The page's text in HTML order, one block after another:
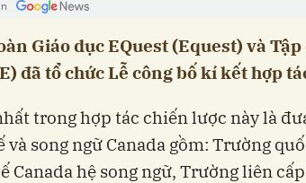
Giáo dục EQuest (Equest) và
đã tổ chức Lễ công bố kí kết hợp
trong hợp tác chiến lược này là
song ngữ Canada gồm: Trường
Canada hệ song ngữ, Trường liên